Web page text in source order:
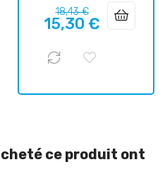
Prix
habituel
18,43 €Prix
15,30 €
ce produit ont